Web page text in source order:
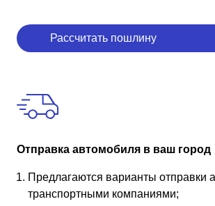
Рассчитать пошлину
Отправка автомобиля в ваш город
Предлагаются варианты отправки
транспортными компаниями;